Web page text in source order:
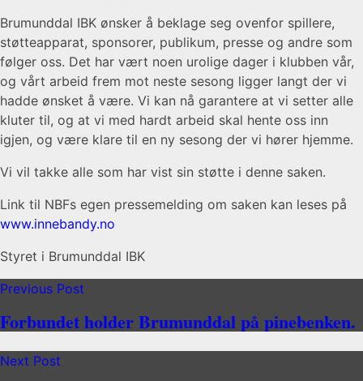
Brumunddal IBK ønsker å beklage seg ovenfor spillere,
støtteapparat, sponsorer, publikum, presse og andre som
følger oss. Det har vært noen urolige dager i klubben vår,
og vårt arbeid frem mot neste sesong ligger langt der vi
hadde ønsket å være. Vi kan nå garantere at vi setter alle
kluter til, og at vi med hardt arbeid skal hente oss inn
igjen, og være klare til en ny sesong der vi hører hjemme.
Vi vil takke alle som har vist sin støtte i denne saken.
Link til NBFs egen pressemelding om saken kan leses på
www.innebandy.no
Styret i Brumunddal IBK
Previous Post
Forbundet holder Brumunddal på pinebenken.
Next Post